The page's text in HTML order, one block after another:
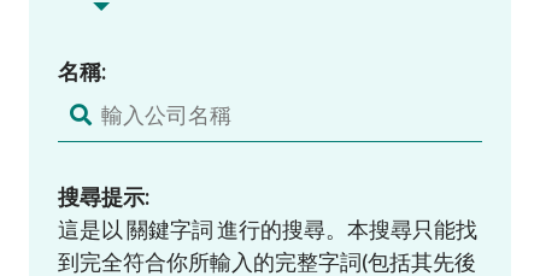
名稱:
搜尋提示:
這是以 關鍵字詞 進行的搜尋。本搜尋只能找
到完全符合你所輸入的完整字詞(包括其先後